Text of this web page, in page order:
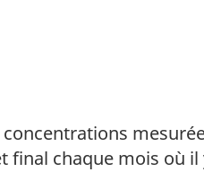
chaque mois où